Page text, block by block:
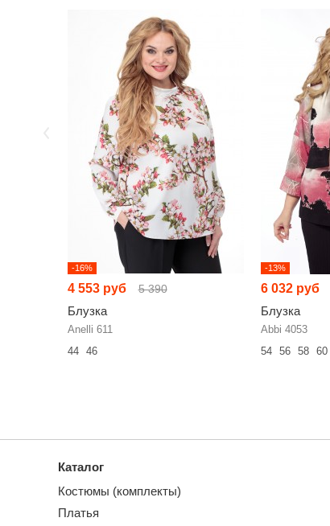
-16%
4 553 руб 5 390
Блузка
Anelli 611
44
46
-13%
6 032 руб
Блузка
Abbi 4053
54
56 58 60
Каталог
Костюмы (комплекты)
Платья